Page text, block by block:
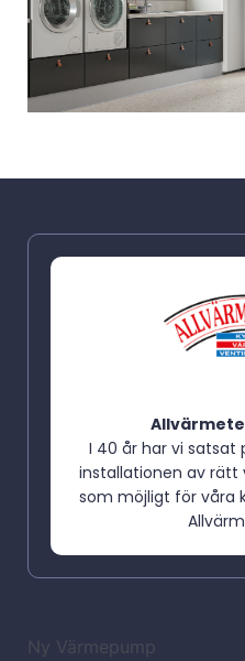
I 40 år har vi
installationen av rätt
som möjligt för våra
Ny Värmepump